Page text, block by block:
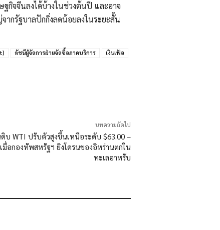
ฐกิจจีนลงได้บ้างในช่วงต้นปี และอาจ
ากรัฐบาลปักกิ่งลดน้อยลงในระยะสั้น
ดัชนีผู้จัดการฝ่ายจัดซื้อภาคบริการ
เงินเฟ้อ
บทความถัดไป
บ WTI ปรับตัวสูงขึ้นเหนือระดับ $63.00 –
มื่อกองทัพสหรัฐฯ ยิงโดรนของอิหร่านตกใน
ทะเลอาหรับ